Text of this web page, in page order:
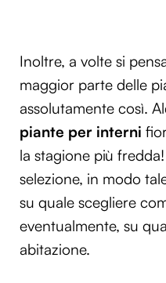
Inoltre, a volte si
maggior parte delle
assolutamente così.
piante per interni
la stagione più
selezione, in modo
su quale scegliere
eventualmente, su
abitazione.